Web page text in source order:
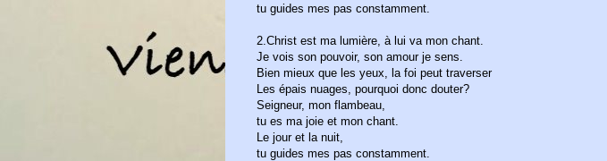
tu guides mes pas constamment.
2.Christ est ma lumière, à lui va mon chant.
Je vois son pouvoir, son amour je sens.
Bien mieux que les yeux, la foi peut traverser
Les épais nuages, pourquoi donc douter?
Seigneur, mon flambeau,
tu es ma joie et mon chant.
Le jour et la nuit,
tu guides mes pas constamment.